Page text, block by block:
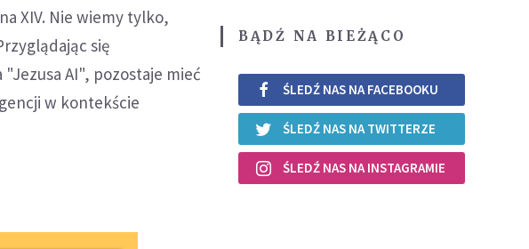
XIV. Nie wiemy tylko,
się
AI", pozostaje mieć
w kontekście
BĄDŹ NA BIEŻĄCO
ŚLEDŹ NAS NA FACEBOOKU
ŚLEDŹ NAS NA TWITTERZE
ŚLEDŹ NAS NA INSTAGRAMIE